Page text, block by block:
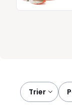
leurs détails bien
Trier